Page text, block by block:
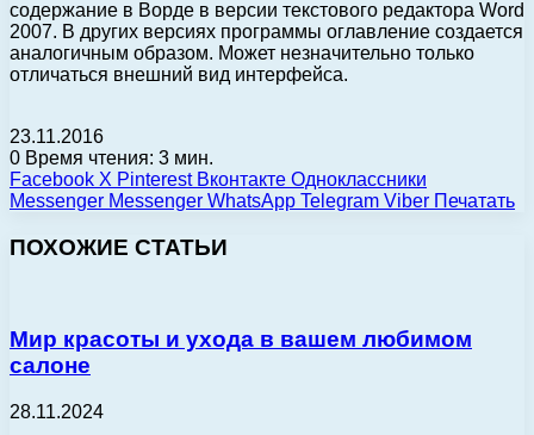
содержание в Ворде в версии текстового редактора Word
2007. В других версиях программы оглавление создается
аналогичным образом. Может незначительно только
отличаться внешний вид интерфейса.
23.11.2016
0 Время чтения: 3 мин.
Facebook X Pinterest Вконтакте Одноклассники
Messenger Messenger WhatsApp Telegram Viber Печатать
ПОХОЖИЕ СТАТЬИ
Мир красоты и ухода в вашем любимом
салоне
28.11.2024